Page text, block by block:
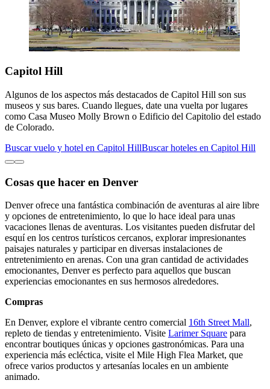
Capitol Hill
Algunos de los aspectos más destacados de Capitol Hill son sus
museos y sus bares. Cuando llegues, date una vuelta por lugares
como Casa Museo Molly Brown o Edificio del Capitolio del estado
de Colorado.
Buscar vuelo y hotel en Capitol HillBuscar hoteles en Capitol Hill
Cosas que hacer en Denver
Denver ofrece una fantástica combinación de aventuras al aire libre
y opciones de entretenimiento, lo que lo hace ideal para unas
vacaciones llenas de aventuras. Los visitantes pueden disfrutar del
esquí en los centros turísticos cercanos, explorar impresionantes
paisajes naturales y participar en diversas instalaciones de
entretenimiento en arenas. Con una gran cantidad de actividades
emocionantes, Denver es perfecto para aquellos que buscan
experiencias emocionantes en sus hermosos alrededores.
Compras
En Denver, explore el vibrante centro comercial 16th Street Mall,
repleto de tiendas y entretenimiento. Visite Larimer Square para
encontrar boutiques únicas y opciones gastronómicas. Para una
experiencia más ecléctica, visite el Mile High Flea Market, que
ofrece varios productos y artesanías locales en un ambiente
animado.